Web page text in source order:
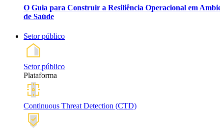
O Guia para Construir a Resiliência Operacional em
de Saúde
Setor público
Setor público
Plataforma
Continuous Threat Detection (CTD)